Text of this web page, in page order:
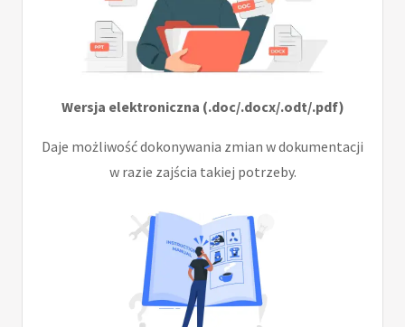
Wersja elektroniczna (.doc/.docx/.odt/.pdf)
Daje możliwość dokonywania zmian w dokumentacji
w razie zajścia takiej potrzeby.